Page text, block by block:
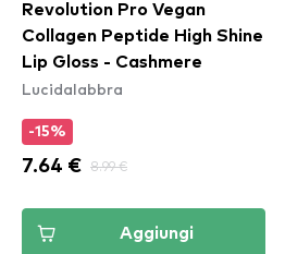
Revolution Pro Vegan
Collagen Peptide High Shine
Lip Gloss - Cashmere
Lucidalabbra
-15%
7.64 € 8.99 €
Aggiungi